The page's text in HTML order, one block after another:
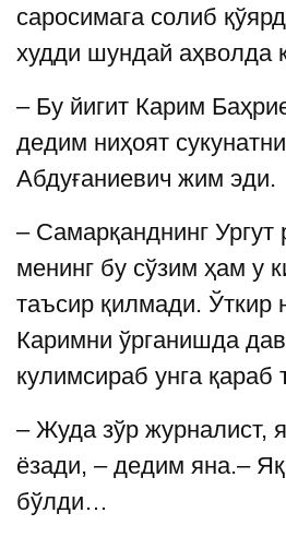
саросимага солиб
худди шундай аҳволда
– Бу йигит Карим
дедим ниҳоят
Абдуғаниевич жим эди.
– Самарқанднинг
менинг бу сўзим ҳам у
таъсир қилмади. Ўткир
Каримни ўрганишда
кулимсираб унга қараб
– Жуда зўр журналист,
ёзади, – дедим яна.–
бўлди…